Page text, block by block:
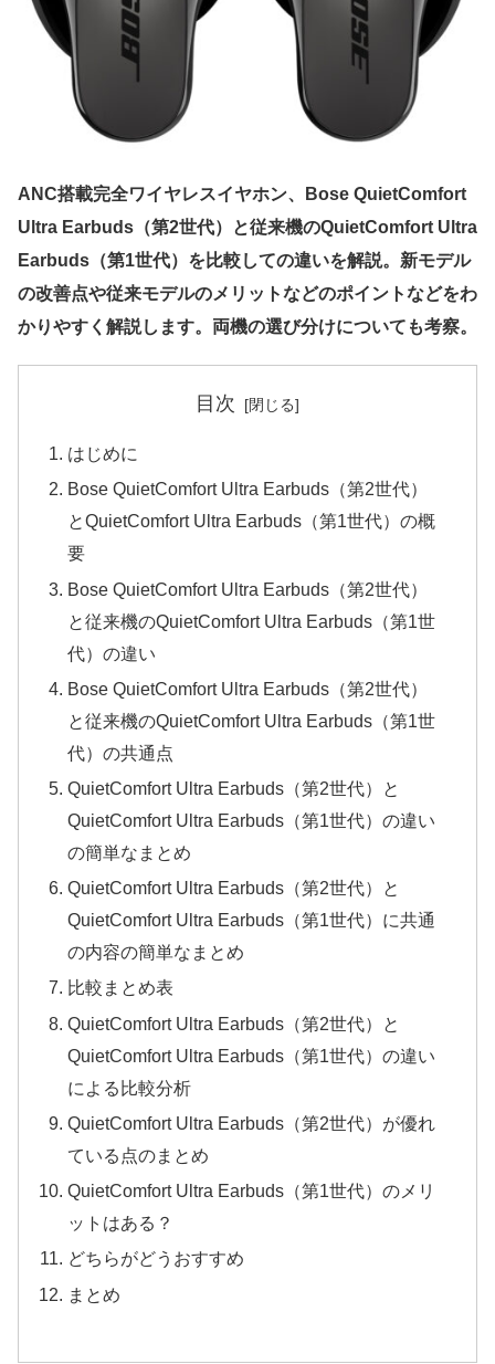
ANC搭載完全ワイヤレスイヤホン、Bose QuietComfort
Ultra Earbuds（第2世代）と従来機のQuietComfort Ultra
Earbuds（第1世代）を比較しての違いを解説。新モデル
の改善点や従来モデルのメリットなどのポイントなどをわ
かりやすく解説します。両機の選び分けについても考察。
目次
はじめに
Bose QuietComfort Ultra Earbuds（第2世代）
とQuietComfort Ultra Earbuds（第1世代）の概
要
Bose QuietComfort Ultra Earbuds（第2世代）
と従来機のQuietComfort Ultra Earbuds（第1世
代）の違い
Bose QuietComfort Ultra Earbuds（第2世代）
と従来機のQuietComfort Ultra Earbuds（第1世
代）の共通点
QuietComfort Ultra Earbuds（第2世代）と
QuietComfort Ultra Earbuds（第1世代）の違い
の簡単なまとめ
QuietComfort Ultra Earbuds（第2世代）と
QuietComfort Ultra Earbuds（第1世代）に共通
の内容の簡単なまとめ
比較まとめ表
QuietComfort Ultra Earbuds（第2世代）と
QuietComfort Ultra Earbuds（第1世代）の違い
による比較分析
QuietComfort Ultra Earbuds（第2世代）が優れ
ている点のまとめ
QuietComfort Ultra Earbuds（第1世代）のメリ
ットはある？
どちらがどうおすすめ
まとめ